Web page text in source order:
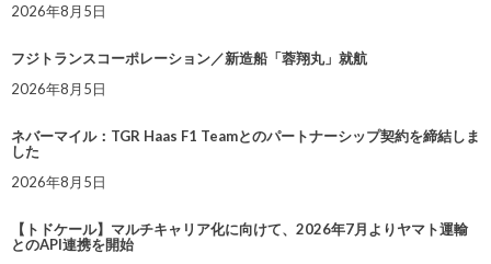
2026年8月5日
フジトランスコーポレーション／新造船「蓉翔丸」就航
2026年8月5日
ネバーマイル：TGR Haas F1 Teamとのパートナーシップ契約を締結しま
した
2026年8月5日
【トドケール】マルチキャリア化に向けて、2026年7月よりヤマト運輸
とのAPI連携を開始